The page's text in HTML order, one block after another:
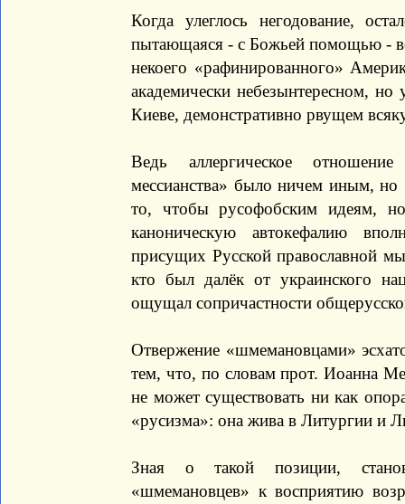
Когда улеглось негодование,
пытающаяся - с Божьей помощью -
некоего «рафинированного»
академически небезынтересном,
Киеве, демонстративно рвущем
Ведь аллергическое
мессианства» было ничем иным,
то, чтобы русофобским идеям,
каноническую автокефалию
присущих Русской православной
кто был далёк от украинского
ощущал сопричастности
Отвержение «шмемановцами»
тем, что, по словам прот. Иоанна
не может существовать ни как
«русизма»: она жива в Литургии и
Зная о такой позиции,
«шмемановцев» к восприятию